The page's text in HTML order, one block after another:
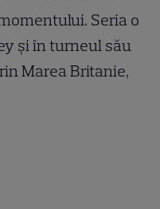
Seria o
și în turneul său
Marea Britanie,